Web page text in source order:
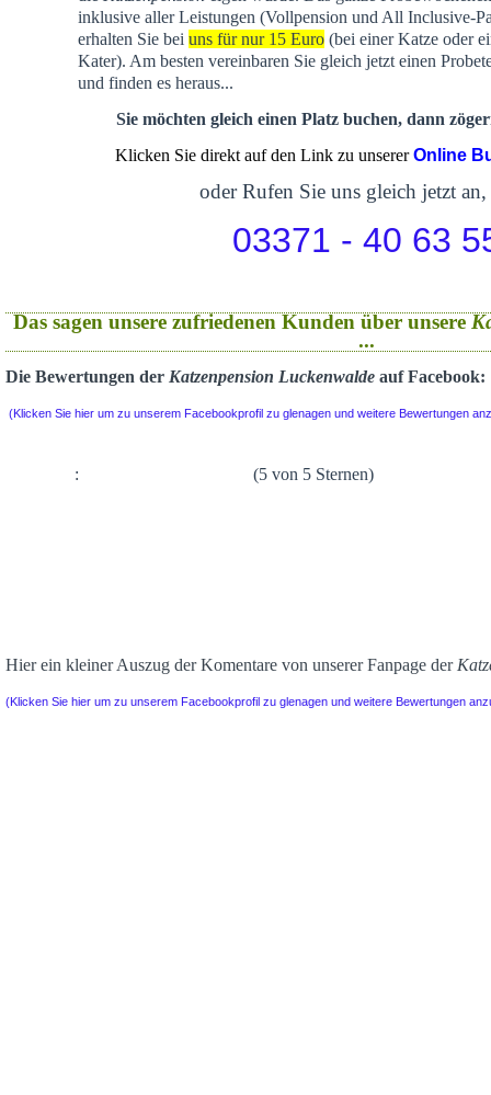
inklusive aller Leistungen (Vollpension und All Inclusive-
erhalten Sie bei uns für nur 15 Euro(bei einer Katze oder
Kater). Am besten vereinbaren Sie gleich jetzt einen
und finden es heraus...
Sie möchten gleich einen Platz buchen, dann
Klicken Sie direkt auf den Link zu unsererOnline
oder Rufen Sie uns gleich jetzt an,
03371 - 40 63
Das sagen unsere zufriedenen Kunden über unsere
...
Die Bewertungen der Katzenpension Luckenwalde auf Facebook:
(Klicken Sie hier um zu unserem Facebookprofil zu glenagen und weitere Bewertungen
: (5 von 5 Sternen)
Hier ein kleiner Auszug der Komentare von unserer Fanpage der
(Klicken Sie hier um zu unserem Facebookprofil zu glenagen und weitere Bewertungen